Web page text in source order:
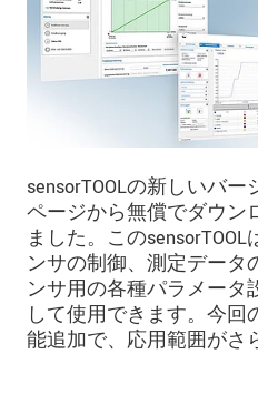
sensorTOOLの新しいバ
ページから無償でダウン
ました。このsensorTOOL
ンサの制御、測定データ
ンサ用の各種パラメータ
して使用できます。今
能追加で、応用範囲がさ